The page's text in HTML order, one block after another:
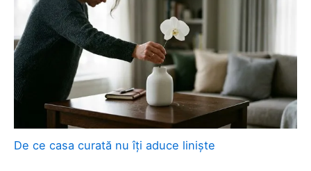
De ce casa curată nu îți aduce liniște